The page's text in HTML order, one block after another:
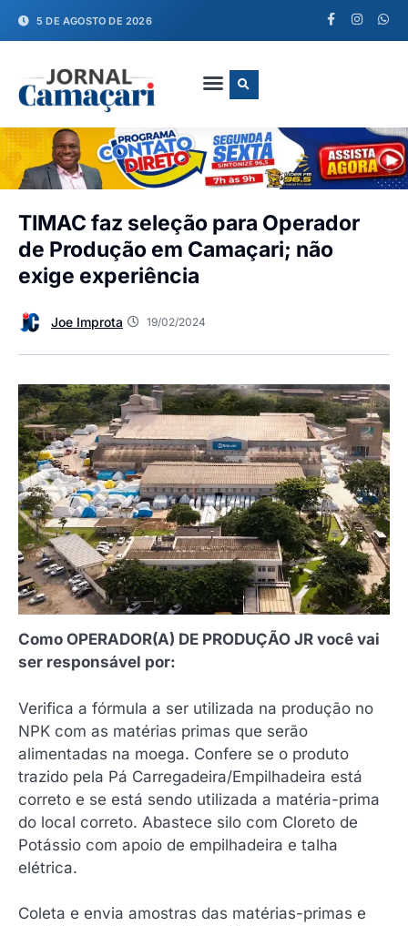
5 DE AGOSTO DE 2026
TIMAC faz seleção para Operador
de Produção em Camaçari; não
exige experiência
Joe Improta 19/02/2024
Como OPERADOR(A) DE PRODUÇÃO JR você vai
ser responsável por:
Verifica a fórmula a ser utilizada na produção no
NPK com as matérias primas que serão
alimentadas na moega. Confere se o produto
trazido pela Pá Carregadeira/Empilhadeira está
correto e se está sendo utilizada a matéria-prima
do local correto. Abastece silo com Cloreto de
Potássio com apoio de empilhadeira e talha
elétrica.
Coleta e envia amostras das matérias-primas e